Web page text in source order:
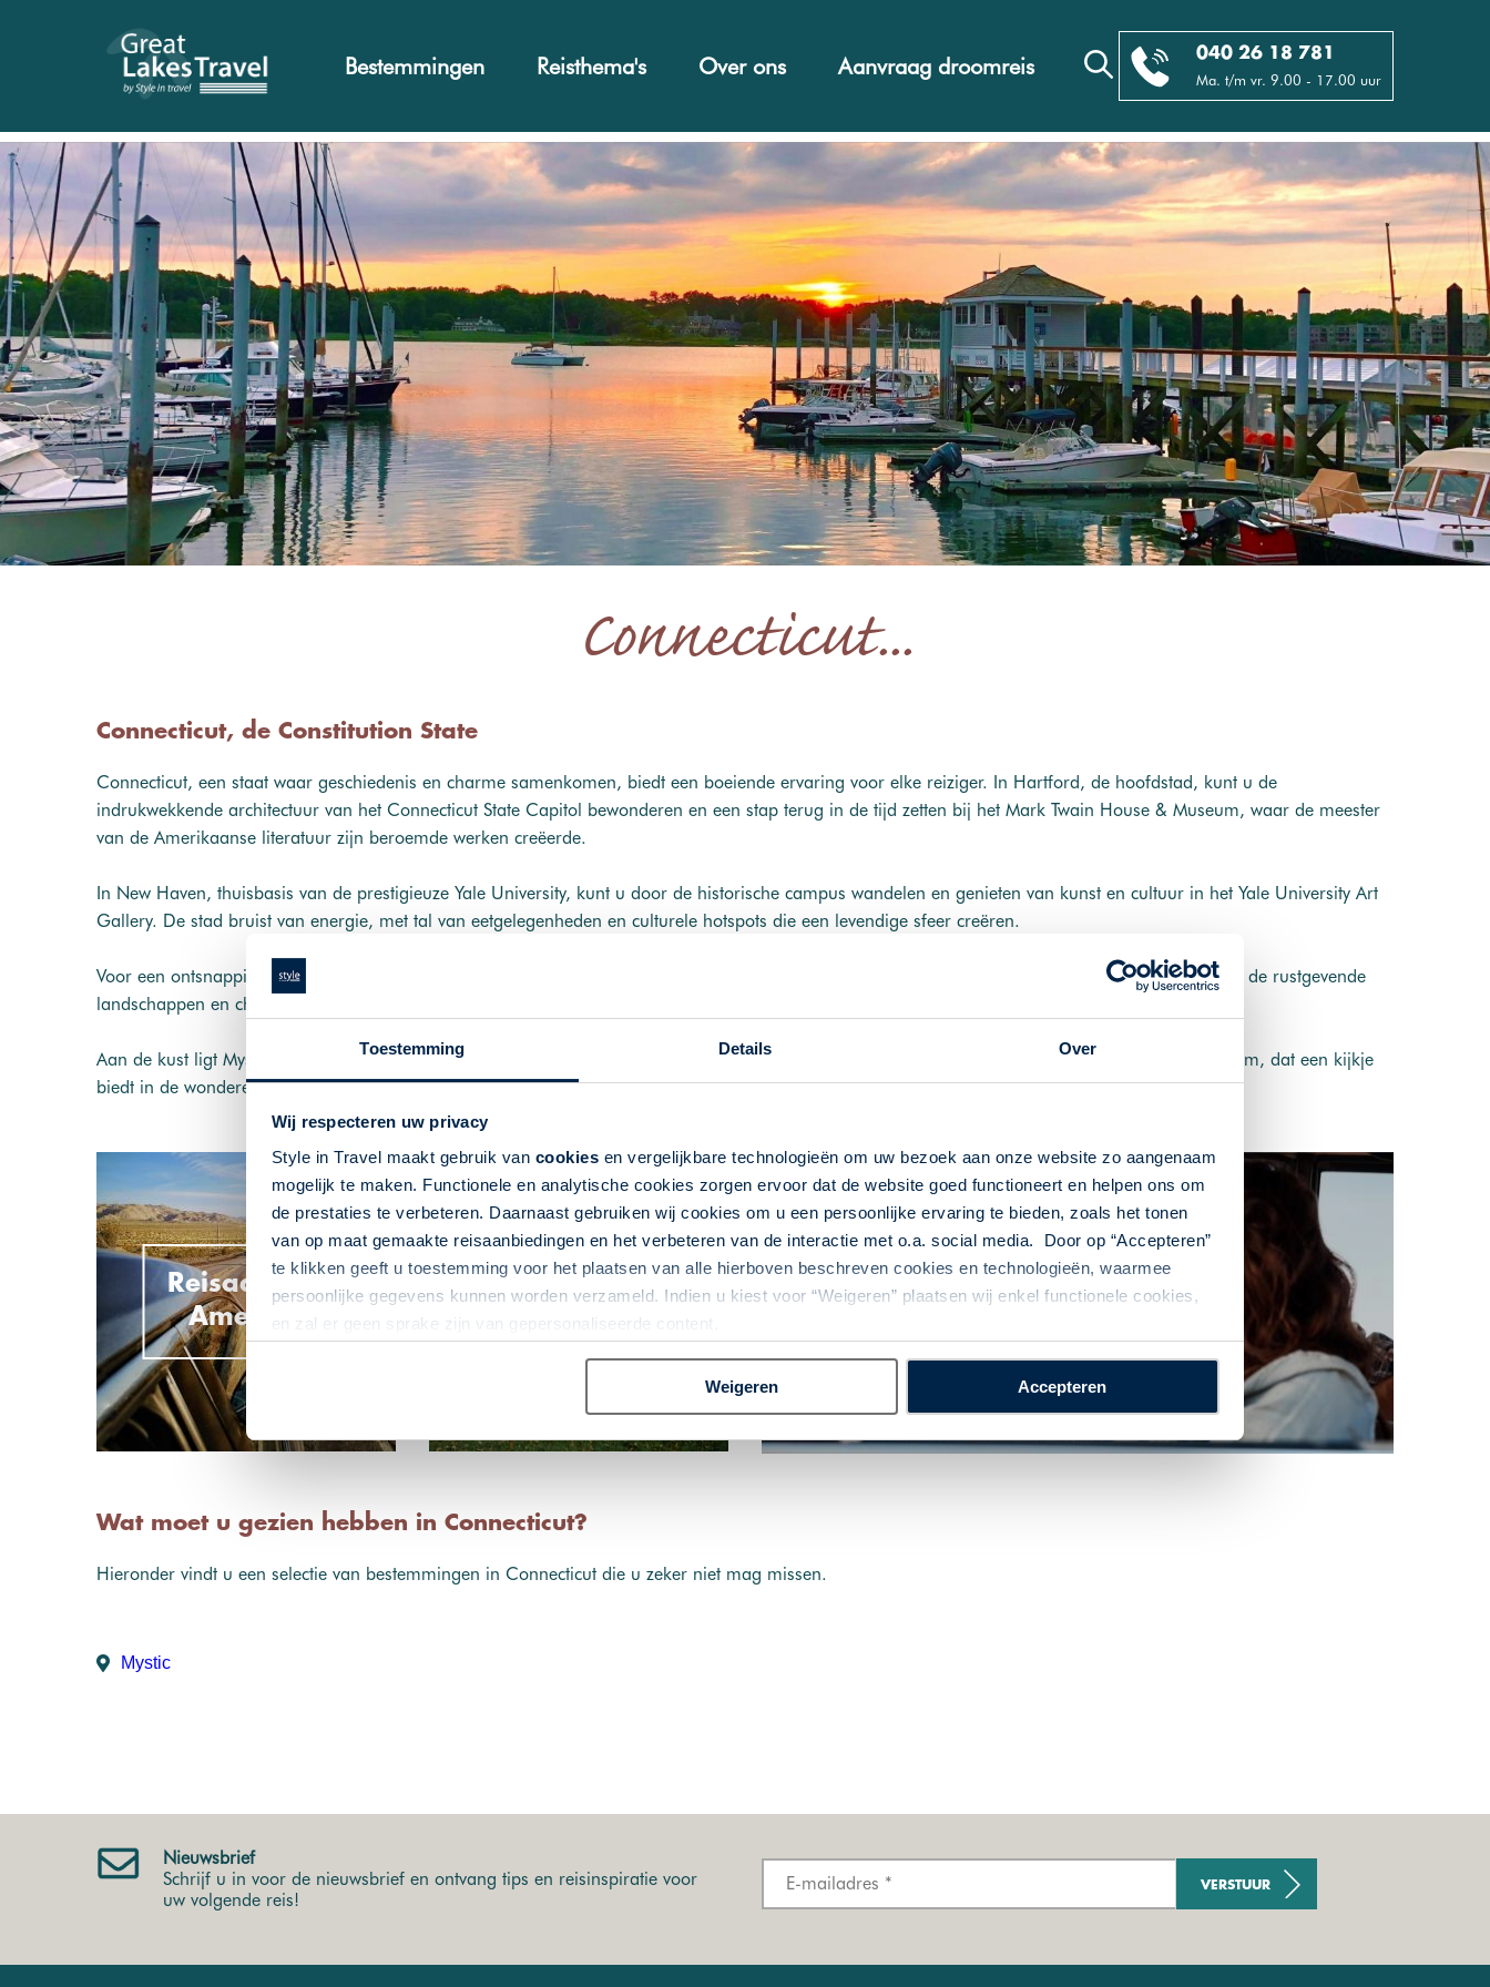
Toestemming Details Over
Wij respecteren uw privacy
Style in Travel maakt gebruik van cookies en vergelijkbare technologieën om uw bezoek aan onze website zo aangenaam
mogelijk te maken. Functionele en analytische cookies zorgen ervoor dat de website goed functioneert en helpen ons om
de prestaties te verbeteren. Daarnaast gebruiken wij cookies om u een persoonlijke ervaring te bieden, zoals het tonen
van op maat gemaakte reisaanbiedingen en het verbeteren van de interactie met o.a. social media. Door op “Accepteren”
te klikken geeft u toestemming voor het plaatsen van alle hierboven beschreven cookies en technologieën, waarmee
persoonlijke gegevens kunnen worden verzameld. Indien u kiest voor “Weigeren” plaatsen wij enkel functionele cookies,
en zal er geen sprake zijn van gepersonaliseerde content.
Weigeren Accepteren
040 26 18 781
Ma. t/m vr. 9.00 - 17.00 uur
Bestemmingen Reisthema's Over ons Aanvraag droomreis
Connecticut...
Connecticut, de Constitution State
Connecticut, een staat waar geschiedenis en charme samenkomen, biedt een boeiende ervaring voor elke reiziger. In Hartford, de hoofdstad, kunt u de
indrukwekkende architectuur van het Connecticut State Capitol bewonderen en een stap terug in de tijd zetten bij het Mark Twain House & Museum, waar de meester
van de Amerikaanse literatuur zijn beroemde werken creëerde.
In New Haven, thuisbasis van de prestigieuze Yale University, kunt u door de historische campus wandelen en genieten van kunst en cultuur in het Yale University Art
Gallery. De stad bruist van energie, met tal van eetgelegenheden en culturele hotspots die een levendige sfeer creëren.
Voor een ontsnapping naar de natuur is de Connecticut River Valley een waar paradijs. Maak een schilderachtige boottocht over de rivier en ontdek de rustgevende
landschappen en charmante dorpjes die langs de oevers liggen.
Aan de kust ligt Mystic, een betoverend kustplaatsje met zijn historische Mystic Seaport, een fascinerend scheepvaartmuseum, en het Mystic Aquarium, dat een kijkje
biedt in de wonderen van de zee.
Reisaanbod
Amerika
Reisaanbod
Noordoost-
USA
Uw reis op maat
Wat moet u gezien hebben in Connecticut?
Hieronder vindt u een selectie van bestemmingen in Connecticut die u zeker niet mag missen.
Mystic
Nieuwsbrief
Schrijf u in voor de nieuwsbrief en ontvang tips en reisinspiratie voor
uw volgende reis!
VERSTUUR